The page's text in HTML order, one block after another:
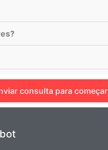
consulta para começar